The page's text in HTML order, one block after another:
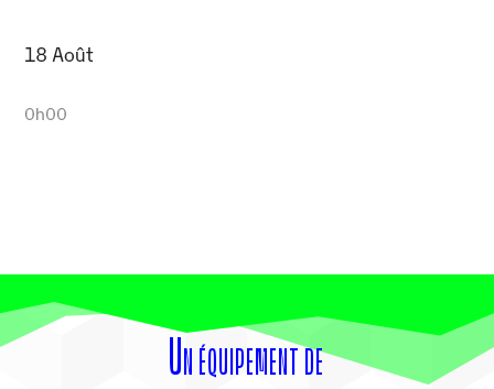
18 Août
0h00
Un équipement de